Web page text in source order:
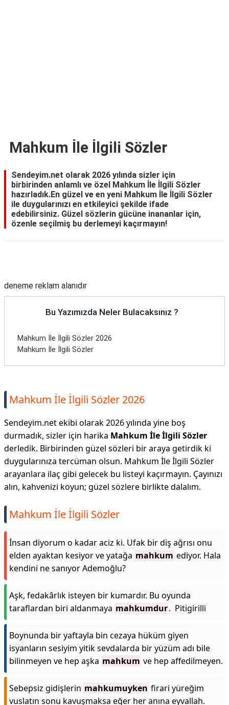
Mahkum İle İlgili Sözler
Sendeyim.net olarak 2026 yılında sizler için
birbirinden anlamlı ve özel Mahkum İle İlgili Sözler
hazırladık.En güzel ve en yeni Mahkum İle İlgili Sözler
ile duygularınızı en etkileyici şekilde ifade
edebilirsiniz. Güzel sözlerin gücüne inananlar için,
özenle seçilmiş bu derlemeyi kaçırmayın!
deneme reklam alanıdır
Bu Yazımızda Neler Bulacaksınız ?
Mahkum İle İlgili Sözler 2026
Mahkum İle İlgili Sözler
Mahkum İle İlgili Sözler 2026
Sendeyim.net ekibi olarak 2026 yılında yine boş
durmadık, sizler için harika Mahkum İle İlgili Sözler
derledik. Birbirinden güzel sözleri bir araya getirdik ki
duygularınıza tercüman olsun. Mahkum İle İlgili Sözler
arayanlara ilaç gibi gelecek bu listeyi kaçırmayın. Çayınızı
alın, kahvenizi koyun; güzel sözlere birlikte dalalım.
Mahkum İle İlgili Sözler
İnsan diyorum o kadar aciz ki. Ufak bir diş ağrısı onu
elden ayaktan kesiyor ve yatağa mahkum ediyor. Hala
kendini ne sanıyor Ademoğlu?
Aşk, fedakârlık isteyen bir kumardır. Bu oyunda
taraflardan biri aldanmaya mahkumdur. Pitigirilli
Boynunda bir yaftayla bin cezaya hüküm giyen
isyanların sesiyim yitik sevdalarda bir yüzüm adı bile
bilinmeyen ve hep aşka mahkum ve hep affedilmeyen.
Sebepsiz gidişlerin mahkumuyken firari yüreğim
vuslatın sonu kavuşmaksa eğer her anına eyvallah.